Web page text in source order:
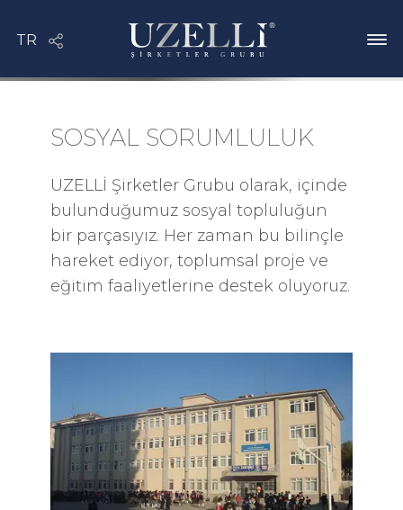
SOSYAL SORUMLULUK
UZELLİ Şirketler Grubu olarak, içinde
bulunduğumuz sosyal topluluğun
bir parçasıyız. Her zaman bu bilinçle
hareket ediyor, toplumsal proje ve
eğitim faaliyetlerine destek oluyoruz.